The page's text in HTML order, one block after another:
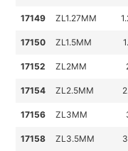
17149 ZL1.27MM
17150 ZL1.5MM
17152 ZL2MM
17154 ZL2.5MM
17156 ZL3MM
17158 ZL3.5MM